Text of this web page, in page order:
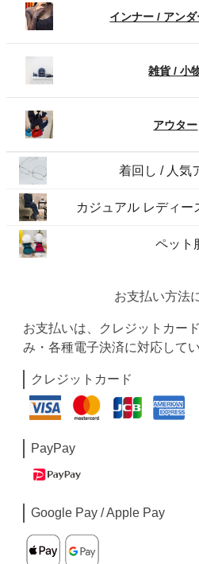
インナー / アン
雑貨 / 小
アウター
着回し / 人気
カジュアル レディー
ペット
お支払い方法
お支払いは、クレジットカー
み・各種電子決済に対応してい
クレジットカード
PayPay
Google Pay / Apple Pay